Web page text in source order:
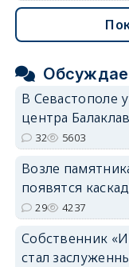
В Севастополе
центра
32 5603
Возле
появятся
29 4237
Собственник
стал